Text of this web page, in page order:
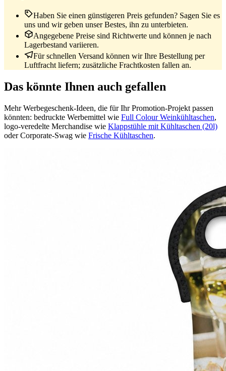
Haben Sie einen günstigeren Preis gefunden? Sagen Sie es
uns und wir geben unser Bestes, ihn zu unterbieten.
Angegebene Preise sind Richtwerte und können je nach
Lagerbestand variieren.
Für schnellen Versand können wir Ihre Bestellung per
Luftfracht liefern; zusätzliche Frachtkosten fallen an.
Das könnte Ihnen auch gefallen
Mehr Werbegeschenk-Ideen, die für Ihr Promotion-Projekt passen
könnten: bedruckte Werbemittel wie Full Colour Weinkühltaschen,
logo-veredelte Merchandise wie Klappstühle mit Kühltaschen (20l)
oder Corporate-Swag wie Frische Kühltaschen.